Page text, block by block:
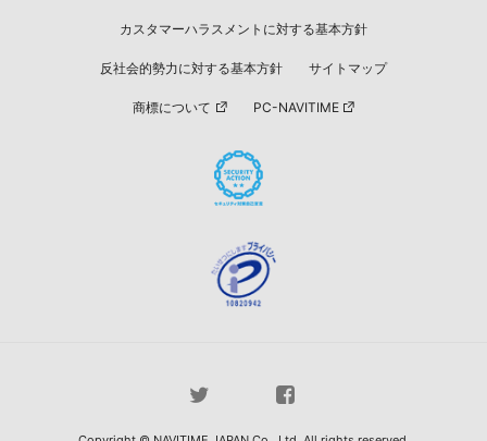
カスタマーハラスメントに対する基本方針
反社会的勢力に対する基本方針 サイトマップ
商標について PC-NAVITIME